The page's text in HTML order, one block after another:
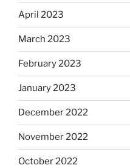
April 2023
March 2023
February 2023
January 2023
December 2022
November 2022
October 2022